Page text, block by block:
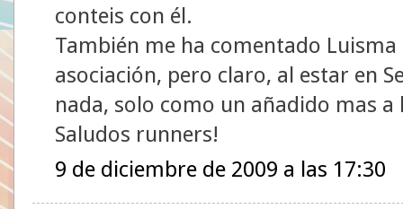
conteis con él.
También me ha comentado
asociación, pero claro, al estar en
nada, solo como un añadido mas a
Saludos runners!
9 de diciembre de 2009 a las 17:30